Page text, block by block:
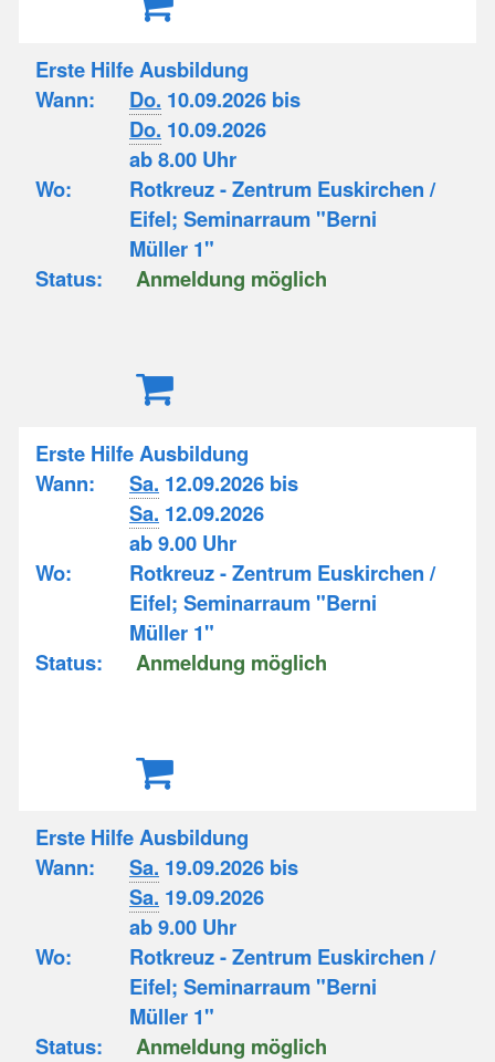
Erste Hilfe Ausbildung
Wann:
Do. 10.09.2026 bis
Do. 10.09.2026
ab 8.00 Uhr
Wo:
Rotkreuz - Zentrum Euskirchen /
Eifel; Seminarraum "Berni
Müller 1"
Status:
Anmeldung möglich
Erste Hilfe Ausbildung
Wann:
Sa. 12.09.2026 bis
Sa. 12.09.2026
ab 9.00 Uhr
Wo:
Rotkreuz - Zentrum Euskirchen /
Eifel; Seminarraum "Berni
Müller 1"
Status:
Anmeldung möglich
Erste Hilfe Ausbildung
Wann:
Sa. 19.09.2026 bis
Sa. 19.09.2026
ab 9.00 Uhr
Wo:
Rotkreuz - Zentrum Euskirchen /
Eifel; Seminarraum "Berni
Müller 1"
Status:
Anmeldung möglich